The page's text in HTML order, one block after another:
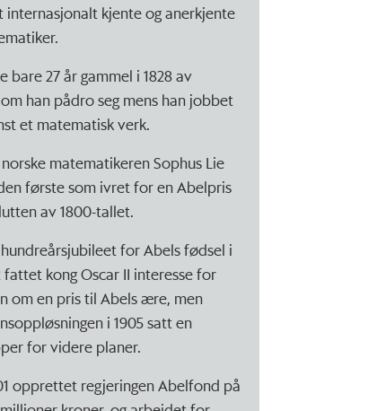
internasjonalt kjente og anerkjente
bare 27 år gammel i 1828 av
han pådro seg mens han jobbet
et matematisk verk.
matematikeren Sophus Lie
første som ivret for en Abelpris
av 1800-tallet.
for Abels fødsel i
fattet kong Oscar II interesse for
om en pris til Abels ære, men
i 1905 satt en
for videre planer.
opprettet regjeringen Abelfond på